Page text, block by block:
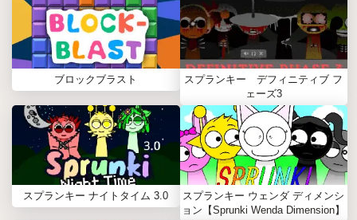
ブロックブラスト
スプランキー デフィニティブ フ
ェーズ3
スプランキー ナイトタイム 3.0
スプランキー ウェンダ ディメンシ
ョン【Sprunki Wenda Dimension】